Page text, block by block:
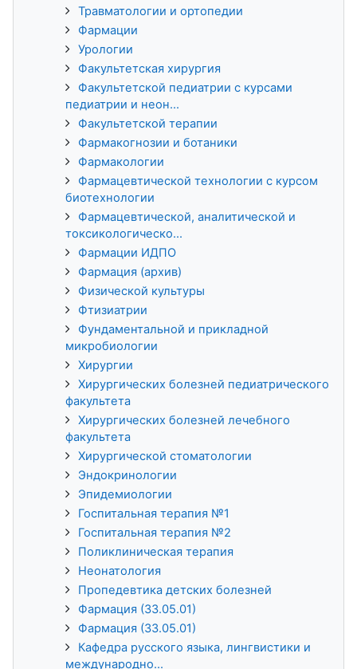
Травматологии и ортопедии
Фармации
Урологии
Факультетская хирургия
Факультетской педиатрии с курсами
педиатрии и неон...
Факультетской терапии
Фармакогнозии и ботаники
Фармакологии
Фармацевтической технологии с курсом
биотехнологии
Фармацевтической, аналитической и
токсикологическо...
Фармации ИДПО
Фармация (архив)
Физической культуры
Фтизиатрии
Фундаментальной и прикладной
микробиологии
Хирургии
Хирургических болезней педиатрического
факультета
Хирургических болезней лечебного
факультета
Хирургической стоматологии
Эндокринологии
Эпидемиологии
Госпитальная терапия №1
Госпитальная терапия №2
Поликлиническая терапия
Неонатология
Пропедевтика детских болезней
Фармация (33.05.01)
Фармация (33.05.01)
Кафедра русского языка, лингвистики и
международно...